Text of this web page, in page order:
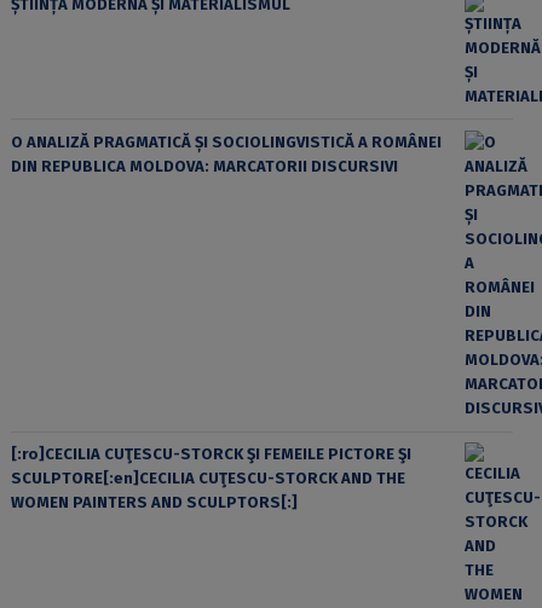
ȘTIINȚA MODERNĂ ȘI MATERIALISMUL
O ANALIZĂ PRAGMATICĂ ȘI SOCIOLINGVISTICĂ A ROMÂNEI
DIN REPUBLICA MOLDOVA: MARCATORII DISCURSIVI
[:ro]CECILIA CUŢESCU-STORCK ŞI FEMEILE PICTORE ŞI
SCULPTORE[:en]CECILIA CUŢESCU-STORCK AND THE
WOMEN PAINTERS AND SCULPTORS[:]